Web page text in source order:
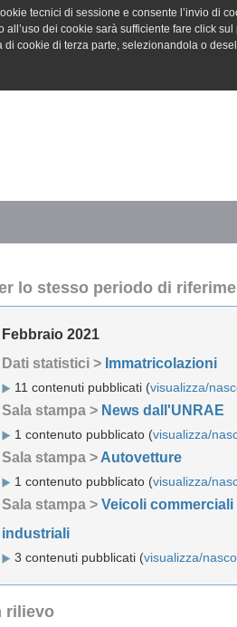
tecnici di sessione e consente l’invio di
dei cookie sarà sufficiente fare click sul
cookie di terza parte, selezionandola o
lo stesso periodo di
Febbraio 2021
Dati statistici > Immatricolazioni
11 contenuti pubblicati (visualizza/
Sala stampa > News dall'UNRAE
1 contenuto pubblicato (visualizza/
Sala stampa > Autovetture
1 contenuto pubblicato (visualizza/
Sala stampa > Veicoli commerciali
industriali
3 contenuti pubblicati (visualizza/
rilievo